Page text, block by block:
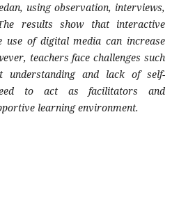
using observation, interviews,
results show that interactive
use of digital media can increase
teachers face challenges such
understanding and lack of self-
to act as facilitators and
learning environment.